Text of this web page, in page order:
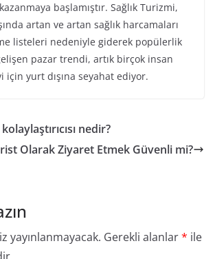
başlamıştır. Sağlık Turizmi,
artan ve artan sağlık harcamaları
listeleri nedeniyle giderek popülerlik
pazar trendi, artık birçok insan
yurt dışına seyahat ediyor.
nedir?
Olarak Ziyaret Etmek Güvenli mi?
yayınlanmayacak. Gerekli alanlar* ile